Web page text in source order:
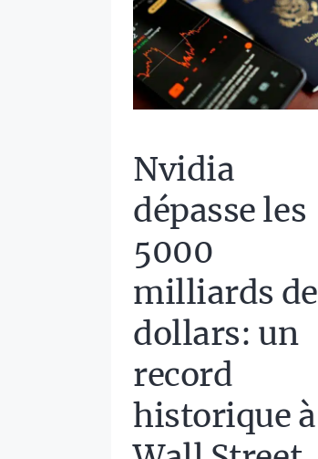
Nvidia
dépasse les
5000
milliards de
dollars: un
record
historique à